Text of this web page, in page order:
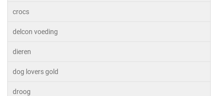
crocs
delcon voeding
dieren
dog lovers gold
droog